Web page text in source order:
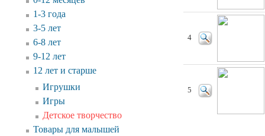
1-3 года
3-5 лет
6-8 лет
9-12 лет
12 лет и старше
Игрушки
Игры
Детское творчество
Товары для малышей
4
5